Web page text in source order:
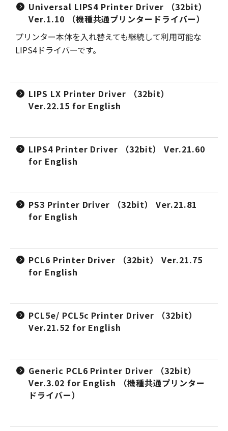
Universal LIPS4 Printer Driver （32bit）
Ver.1.10 （機種共通プリンタードライバー）
プリンター本体を入れ替えても継続して利用可能な
LIPS4ドライバーです。
LIPS LX Printer Driver （32bit）
Ver.22.15 for English
LIPS4 Printer Driver （32bit） Ver.21.60
for English
PS3 Printer Driver （32bit） Ver.21.81
for English
PCL6 Printer Driver （32bit） Ver.21.75
for English
PCL5e/ PCL5c Printer Driver （32bit）
Ver.21.52 for English
Generic PCL6 Printer Driver （32bit）
Ver.3.02 for English （機種共通プリンター
ドライバー）